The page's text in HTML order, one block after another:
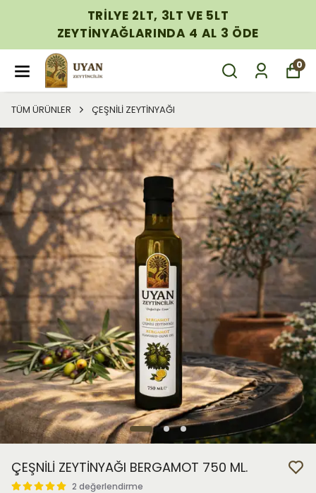
TRİLYE 2LT, 3LT VE 5LT
ZEYTİNYAĞLARINDA 4 AL 3 ÖDE
0
TÜM ÜRÜNLER ÇEŞNİLİ ZEYTİNYAĞI
ÇEŞNİLİ ZEYTİNYAĞI BERGAMOT 750 ML.
2 değerlendirme